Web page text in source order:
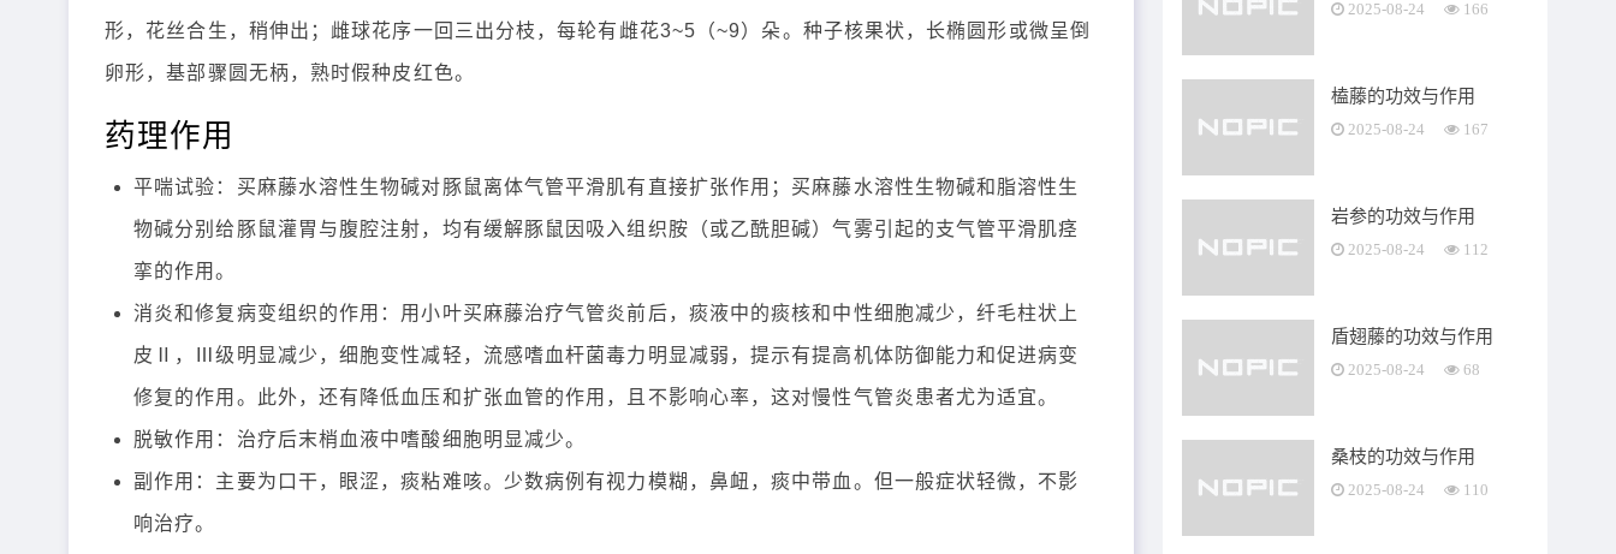
形，花丝合生，稍伸出；雌球花序一回三出分枝，每轮有雌花3~5（~9）朵。种子核果状，长椭圆形或微呈倒
卵形，基部骤圆无柄，熟时假种皮红色。
药理作用
平喘试验：买麻藤水溶性生物碱对豚鼠离体气管平滑肌有直接扩张作用；买麻藤水溶性生物碱和脂溶性生
物碱分别给豚鼠灌胃与腹腔注射，均有缓解豚鼠因吸入组织胺（或乙酰胆碱）气雾引起的支气管平滑肌痉
挛的作用。
消炎和修复病变组织的作用：用小叶买麻藤治疗气管炎前后，痰液中的痰核和中性细胞减少，纤毛柱状上
皮Ⅱ，Ⅲ级明显减少，细胞变性减轻，流感嗜血杆菌毒力明显减弱，提示有提高机体防御能力和促进病变
修复的作用。此外，还有降低血压和扩张血管的作用，且不影响心率，这对慢性气管炎患者尤为适宜。
脱敏作用：治疗后末梢血液中嗜酸细胞明显减少。
副作用：主要为口干，眼涩，痰粘难咳。少数病例有视力模糊，鼻衄，痰中带血。但一般症状轻微，不影
响治疗。
2025-08-24 166
榼藤的功效与作用
2025-08-24 167
岩参的功效与作用
2025-08-24 112
盾翅藤的功效与作用
2025-08-24 68
桑枝的功效与作用
2025-08-24 110